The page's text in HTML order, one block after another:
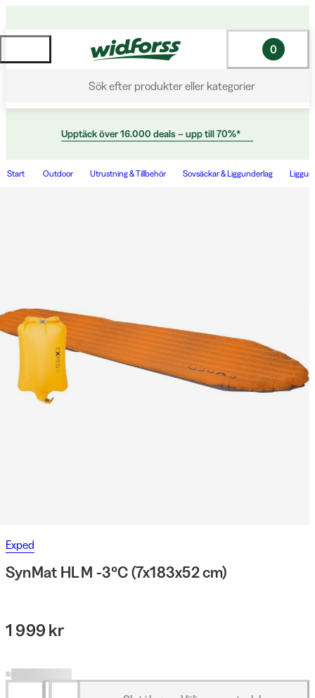
Sök efter produkter eller kategorier
0
Upptäck över 16.000 deals – upp till 70%*
Start Outdoor Utrustning & Tillbehör Sovsäckar & Liggunderlag
Exped
SynMat HL M -3°C (7x183x52 cm)
1 999 kr